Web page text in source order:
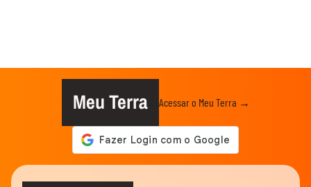
Meu Terra Acessar o Meu Terra →